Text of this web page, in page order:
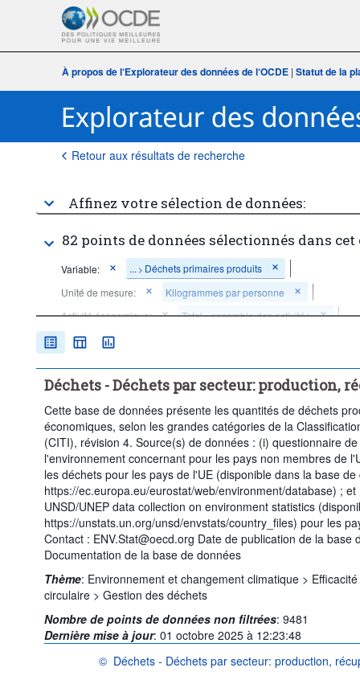
À propos de l‘Explorateur des données de l‘OCDE | Statut de la
Retour aux résultats de recherche
Affinez votre sélection de données:
82 points de données sélectionnés dans cet
Variable: ... > Déchets primaires produits
Unité de mesure:
Kilogrammes par personne
Activité économique:
Total - ensemble des activités
Période temporelle:
Déchets - Déchets par secteur: production,
Cette base de données présente les quantités de déchets
économiques, selon les grandes catégories de la
(CITI), révision 4. Source(s) de données : (i) questionnaire
l'environnement concernant pour les pays non membres de
les déchets pour les pays de l'UE (disponible dans la base
https://ec.europa.eu/eurostat/web/environment/database) ;
UNSD/UNEP data collection on environment statistics
https://unstats.un.org/unsd/envstats/country_files) pour les
Contact : ENV.Stat@oecd.org Date de publication de la base
Documentation de la base de données
Thème: Environnement et changement climatique >
circulaire > Gestion des déchets
Nombre de points de données non filtrées: 9481
Dernière mise à jour: 01 octobre 2025 à 12:23:48
© Déchets - Déchets par secteur: production,